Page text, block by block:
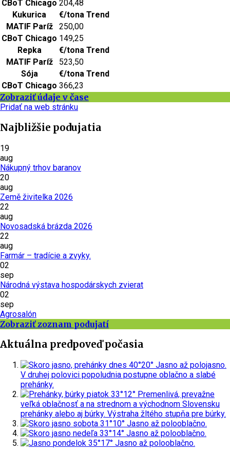
CBoT Chicago 204,48
Kukurica
€/tona Trend
MATIF Paríž
250,00
CBoT Chicago 149,25
Repka
€/tona Trend
MATIF Paríž
523,50
Sója
€/tona Trend
CBoT Chicago 366,23
Zobraziť údaje v čase
Pridať na web stránku
Najbližšie podujatia
19
aug
Nákupný trhov baranov
20
aug
Země živitelka 2026
22
aug
Novosadská brázda 2026
22
aug
Farmár – tradície a zvyky.
02
sep
Národná výstava hospodárskych zvierat
02
sep
Agrosalón
Zobraziť zoznam podujatí
Aktuálna predpoveď počasia
dnes 40°20° Jasno až polojasno.
V druhej polovici popoludnia postupne oblačno a slabé
prehánky.
piatok 33°12° Premenlivá, prevažne
veľká oblačnosť a na strednom a východnom Slovensku
prehánky alebo aj búrky. Výstraha žltého stupňa pre búrky.
sobota 31°10° Jasno až polooblačno.
nedeľa 33°14° Jasno až polooblačno.
pondelok 35°17° Jasno až polooblačno.